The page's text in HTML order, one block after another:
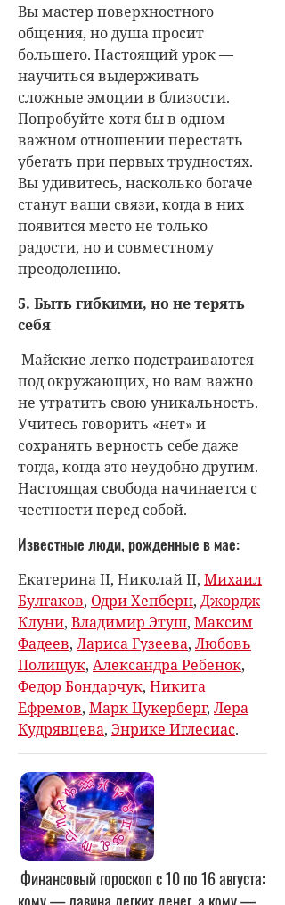
Вы мастер поверхностного
общения, но душа просит
большего. Настоящий урок —
научиться выдерживать
сложные эмоции в близости.
Попробуйте хотя бы в одном
важном отношении перестать
убегать при первых трудностях.
Вы удивитесь, насколько богаче
станут ваши связи, когда в них
появится место не только
радости, но и совместному
преодолению.
5. Быть гибкими, но не терять
себя
Майские легко подстраиваются
под окружающих, но вам важно
не утратить свою уникальность.
Учитесь говорить «нет» и
сохранять верность себе даже
тогда, когда это неудобно другим.
Настоящая свобода начинается с
честности перед собой.
Известные люди, рожденные в мае:
Екатерина II, Николай II, Михаил
Булгаков, Одри Хепберн, Джордж
Клуни, Владимир Этуш, Максим
Фадеев, Лариса Гузеева, Любовь
Полищук, Александра Ребенок,
Федор Бондарчук, Никита
Ефремов, Марк Цукерберг, Лера
Кудрявцева, Энрике Иглесиас.